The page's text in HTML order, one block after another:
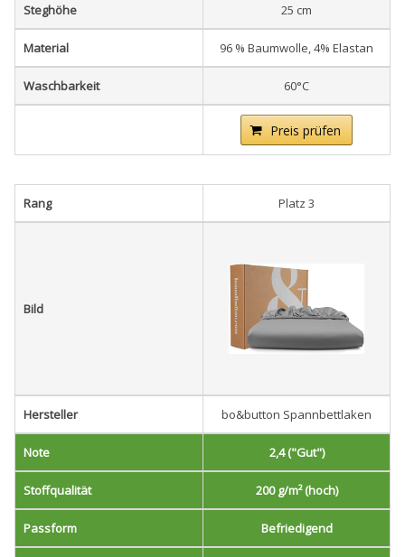
Steghöhe 25 cm
Material 96 % Baumwolle, 4% Elastan
Waschbarkeit 60°C
Preis prüfen
Rang Platz 3
Bild
Hersteller bo&button Spannbettlaken
Note 2,4 ("Gut")
Stoffqualität 200 g/m² (hoch)
Passform Befriedigend